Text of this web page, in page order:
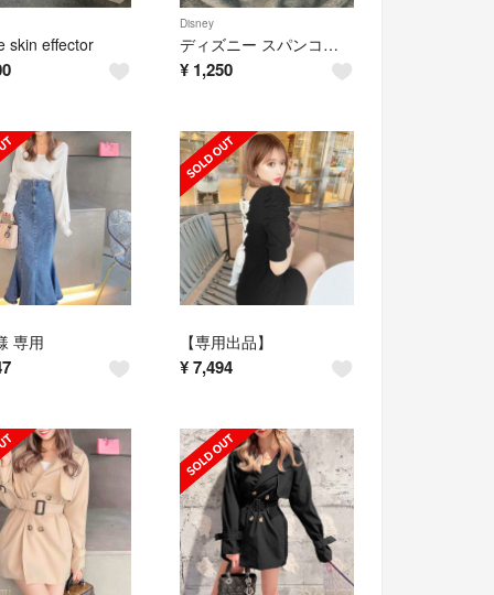
skin effector
Disney
ディズニー スパンコール カチューシャ
¥ 1,250
専用 【専用出品】
¥7,494